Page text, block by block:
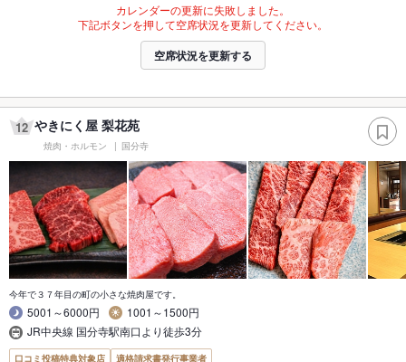
カレンダーの更新に失敗しました。
下記ボタンを押して空席状況を更新してください。
空席状況を更新する
12 やきにく屋 梨花苑
焼肉・ホルモン 国分寺
今年で３７年目の町の小さな焼肉屋です。
5001～6000円
1001～1500円
JR中央線 国分寺駅南口より徒歩3分
口コミ投稿特典対象店 適格請求書発行事業者